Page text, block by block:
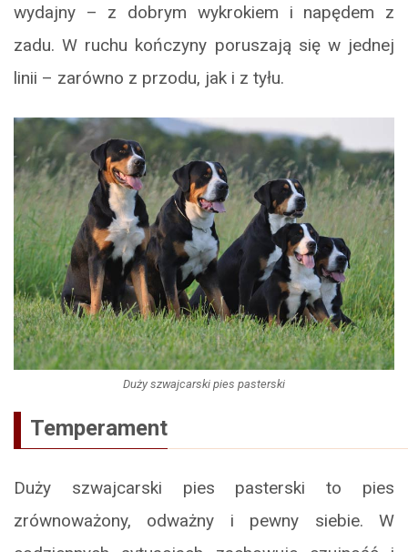
wydajny – z dobrym wykrokiem i napędem z
zadu. W ruchu kończyny poruszają się w jednej
linii – zarówno z przodu, jak i z tyłu.
Duży szwajcarski pies pasterski
Temperament
Duży szwajcarski pies pasterski to pies
zrównoważony, odważny i pewny siebie. W